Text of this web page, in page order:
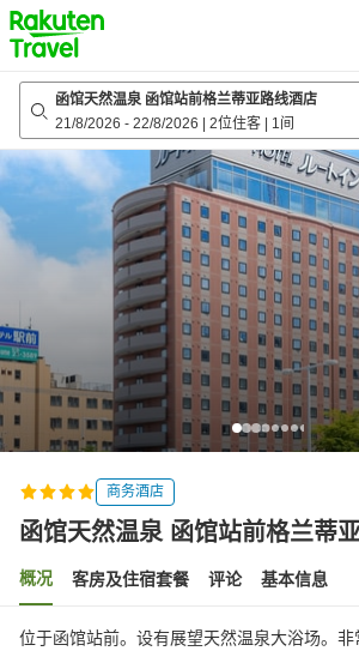
to
top
page
函馆天然温泉 函馆站前格兰蒂亚路线酒店
21/8/2026 - 22/8/2026 2位住客 1间
商务酒店
函馆天然温泉 函馆站前格兰蒂
概况 客房及住宿套餐 评论 基本信息
位于函馆站前。设有展望天然温泉大浴场。